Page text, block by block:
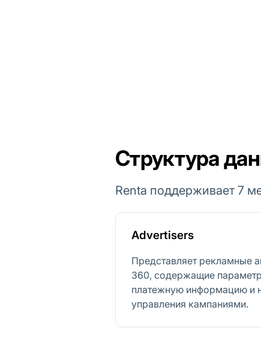
Структура
Renta поддерживает 7
Advertisers
Представляет рекламные
360, содержащие
платежную информацию и
управления кампаниями.